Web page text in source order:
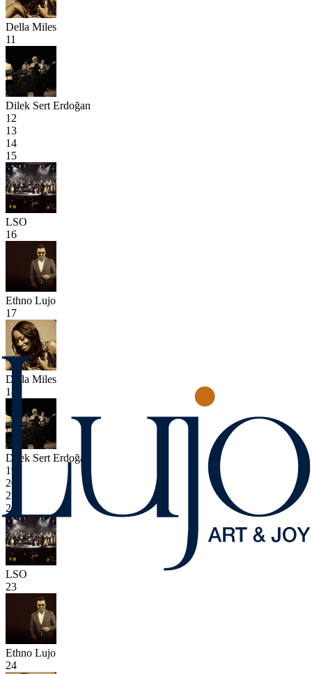
Della Miles
11
Dilek Sert Erdoğan
12
13
14
15
LSO
16
Ethno Lujo
17
Della Miles
18
Dilek Sert Erdoğan
19
20
21
22
LSO
23
Ethno Lujo
24